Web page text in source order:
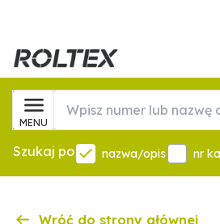
MENU
Szukaj po nazwa/opis nr
Wróć do strony głównej